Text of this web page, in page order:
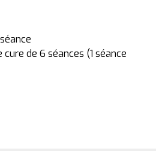
cure de 6 séances (1 séance